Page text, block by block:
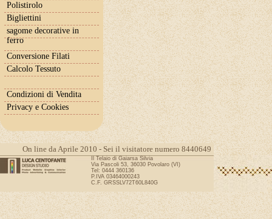
Polistirolo
Bigliettini
sagome decorative in
ferro
Conversione Filati
Calcolo Tessuto
Condizioni di Vendita
Privacy e Cookies
On line da Aprile 2010 - Sei il visitatore numero 8440649
Il Telaio di Gaiarsa Silvia
Via Pascoli 53, 36030 Povolaro (VI)
Tel: 0444 360136
P.IVA 03464000243
C.F. GRSSLV72T60L840G